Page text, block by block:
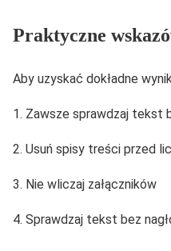
Praktyczne
Aby uzyskać dokładne
Zawsze sprawdzaj tekst
Usuń spisy treści przed
Nie wliczaj załączników
Sprawdzaj tekst bez